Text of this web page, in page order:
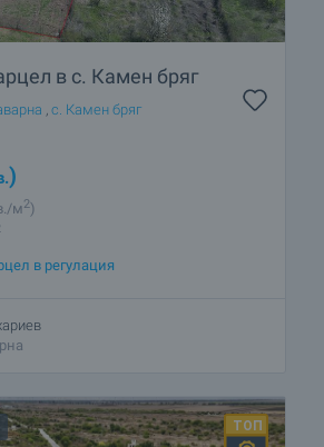
в с. Камен бряг
с. Камен бряг
)
м2)
в регулация